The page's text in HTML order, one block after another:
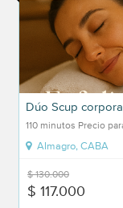
Dúo Scup
110 minutos Precio
Almagro, CABA
$ 130.000
$ 117.000